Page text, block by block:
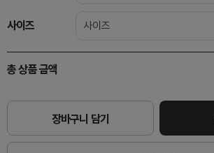
사이즈 사이즈
총 상품 금액
장바구니 담기